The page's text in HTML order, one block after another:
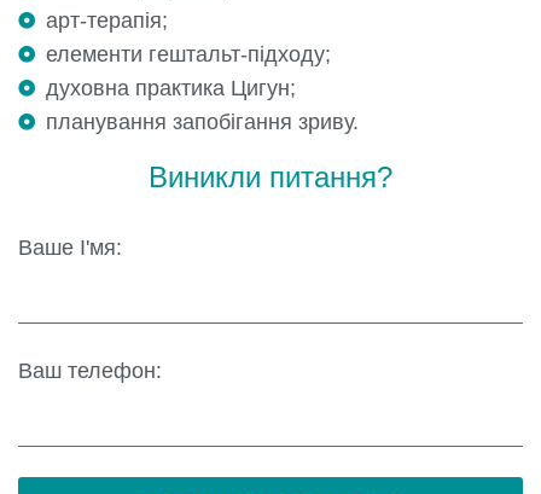
арт-терапія;
елементи гештальт-підходу;
духовна практика Цигун;
планування запобігання зриву.
Виникли питання?
Ваше І'мя:
Ваш телефон:
Ваш телефон: